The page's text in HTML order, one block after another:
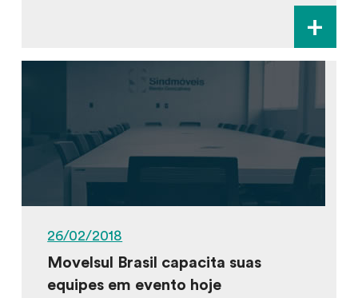
+
26/02/2018
Movelsul Brasil capacita suas
equipes em evento hoje